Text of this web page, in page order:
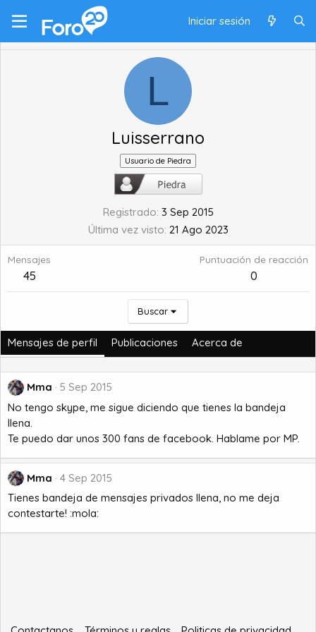
Iniciar sesión
L
Luisserrano
Usuario de Piedra
Registrado 3 Sep 2015
Última vez visto 21 Ago 2023
Mensajes
45
Puntuación de reacción
0
Buscar
Mensajes de perfil Publicaciones Acerca de
Mma
5 Sep 2015
No tengo skype, me sigue diciendo que tienes la bandeja
llena.
Te puedo dar unos 300 fans de facebook. Hablame por MP.
Mma
4 Sep 2015
Tienes bandeja de mensajes privados llena, no me deja
contestarte! :mola: